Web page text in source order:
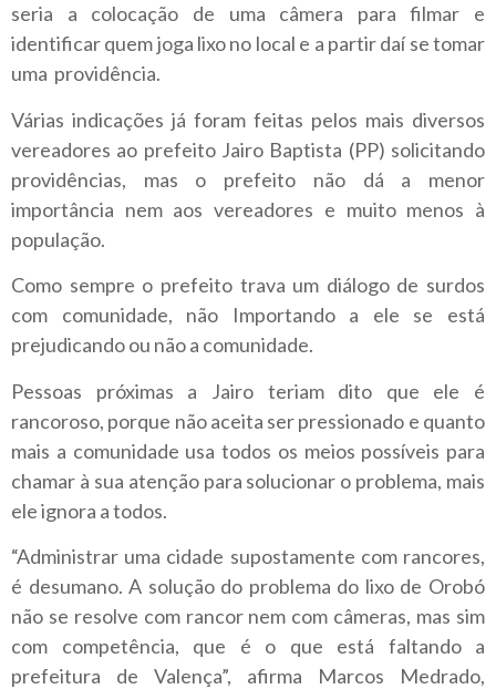
seria a colocação de uma câmera para filmar e
identificar quem joga lixo no local e a partir daí se tomar
uma providência.
Várias indicações já foram feitas pelos mais diversos
vereadores ao prefeito Jairo Baptista (PP) solicitando
providências, mas o prefeito não dá a menor
importância nem aos vereadores e muito menos à
população.
Como sempre o prefeito trava um diálogo de surdos
com comunidade, não Importando a ele se está
prejudicando ou não a comunidade.
Pessoas próximas a Jairo teriam dito que ele é
rancoroso, porque não aceita ser pressionado e quanto
mais a comunidade usa todos os meios possíveis para
chamar à sua atenção para solucionar o problema, mais
ele ignora a todos.
“Administrar uma cidade supostamente com rancores,
é desumano. A solução do problema do lixo de Orobó
não se resolve com rancor nem com câmeras, mas sim
com competência, que é o que está faltando a
prefeitura de Valença”, afirma Marcos Medrado,